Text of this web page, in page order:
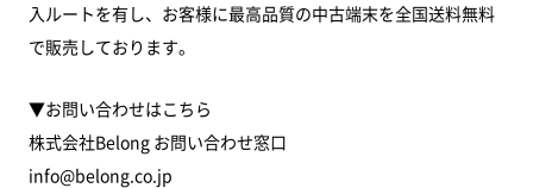
入ルートを有し、お客様に最高品質の中古端末を全国送料無料
で販売しております。
▼お問い合わせはこちら
株式会社Belong お問い合わせ窓口
info@belong.co.jp